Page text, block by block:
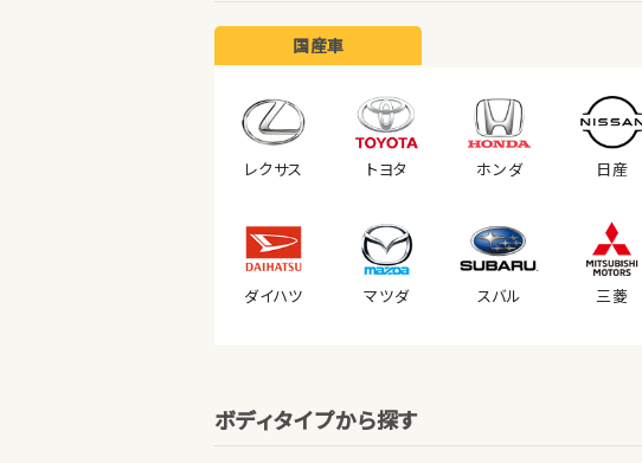
国産車
レクサス トヨタ ホンダ 日産
ダイハツ マツダ スバル 三菱
ボディタイプから探す